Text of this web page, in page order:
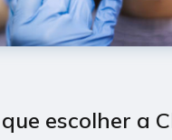
escolher a